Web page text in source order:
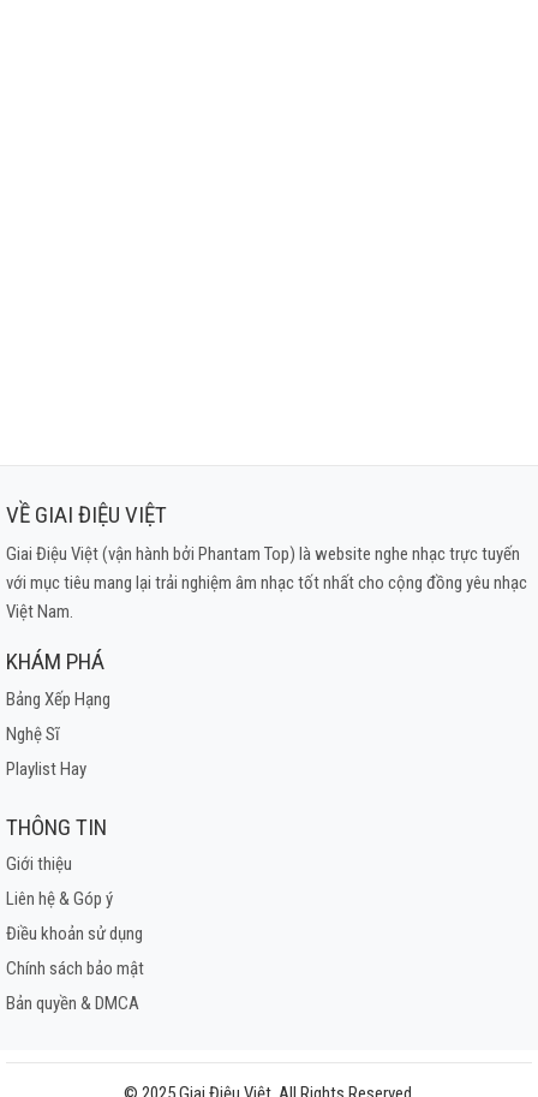
VỀ GIAI ĐIỆU VIỆT
Giai Điệu Việt (vận hành bởi Phantam Top) là website nghe nhạc trực tuyến
với mục tiêu mang lại trải nghiệm âm nhạc tốt nhất cho cộng đồng yêu nhạc
Việt Nam.
KHÁM PHÁ
Bảng Xếp Hạng
Nghệ Sĩ
Playlist Hay
THÔNG TIN
Giới thiệu
Liên hệ & Góp ý
Điều khoản sử dụng
Chính sách bảo mật
Bản quyền & DMCA